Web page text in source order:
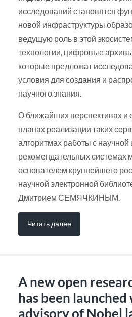
исследований становятся
новой инфраструктуры
ведущую роль в этой
технологии, цифровые
которые предложат
условия для создания и
научного знания.
О ближайших перспективах и
планах реализации таких
алгоритмах работы с
рекомендательных системах
основателем крупнейшего
научной электронной
Дмитрием СЕМЯЧКИНЫМ.
Читать далее
A new open
has been
advisory of Nobel